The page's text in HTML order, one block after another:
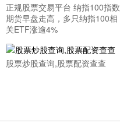
正规股票交易平台 纳指100指数
期货早盘走高，多只纳指100相
关ETF涨逾4%
股票炒股查询,股票配资查查